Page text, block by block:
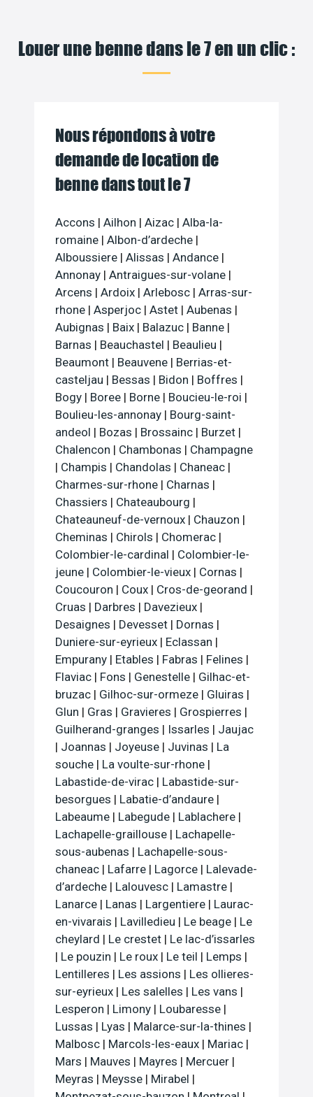
Louer une benne dans le 7 en un clic :
Nous répondons à votre
demande de location de
benne dans tout le 7
Accons | Ailhon | Aizac | Alba-la-
romaine | Albon-d’ardeche |
Alboussiere | Alissas | Andance |
Annonay | Antraigues-sur-volane |
Arcens | Ardoix | Arlebosc | Arras-sur-
rhone | Asperjoc | Astet | Aubenas |
Aubignas | Baix | Balazuc | Banne |
Barnas | Beauchastel | Beaulieu |
Beaumont | Beauvene | Berrias-et-
casteljau | Bessas | Bidon | Boffres |
Bogy | Boree | Borne | Boucieu-le-roi |
Boulieu-les-annonay | Bourg-saint-
andeol | Bozas | Brossainc | Burzet |
Chalencon | Chambonas | Champagne
| Champis | Chandolas | Chaneac |
Charmes-sur-rhone | Charnas |
Chassiers | Chateaubourg |
Chateauneuf-de-vernoux | Chauzon |
Cheminas | Chirols | Chomerac |
Colombier-le-cardinal | Colombier-le-
jeune | Colombier-le-vieux | Cornas |
Coucouron | Coux | Cros-de-georand |
Cruas | Darbres | Davezieux |
Desaignes | Devesset | Dornas |
Duniere-sur-eyrieux | Eclassan |
Empurany | Etables | Fabras | Felines |
Flaviac | Fons | Genestelle | Gilhac-et-
bruzac | Gilhoc-sur-ormeze | Gluiras |
Glun | Gras | Gravieres | Grospierres |
Guilherand-granges | Issarles | Jaujac
| Joannas | Joyeuse | Juvinas | La
souche | La voulte-sur-rhone |
Labastide-de-virac | Labastide-sur-
besorgues | Labatie-d’andaure |
Labeaume | Labegude | Lablachere |
Lachapelle-graillouse | Lachapelle-
sous-aubenas | Lachapelle-sous-
chaneac | Lafarre | Lagorce | Lalevade-
d’ardeche | Lalouvesc | Lamastre |
Lanarce | Lanas | Largentiere | Laurac-
en-vivarais | Lavilledieu | Le beage | Le
cheylard | Le crestet | Le lac-d’issarles
| Le pouzin | Le roux | Le teil | Lemps |
Lentilleres | Les assions | Les ollieres-
sur-eyrieux | Les salelles | Les vans |
Lesperon | Limony | Loubaresse |
Lussas | Lyas | Malarce-sur-la-thines |
Malbosc | Marcols-les-eaux | Mariac |
Mars | Mauves | Mayres | Mercuer |
Meyras | Meysse | Mirabel |